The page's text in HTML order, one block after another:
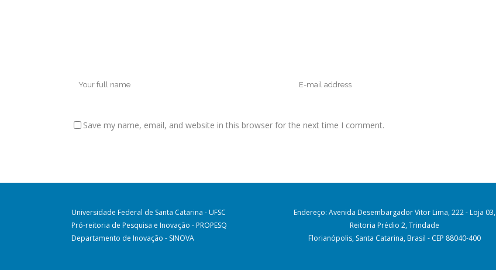
Save my name, email, and website in this browser for the next time I comment.
Universidade Federal de Santa Catarina - UFSC
Pró-reitoria de Pesquisa e Inovação - PROPESQ
Departamento de Inovação - SINOVA
Endereço: Avenida Desembargador Vitor Lima, 222 - Loja 03,
Reitoria Prédio 2, Trindade
Florianópolis, Santa Catarina, Brasil - CEP 88040-400